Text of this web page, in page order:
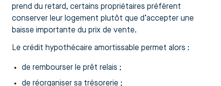
prend du retard, certains propriétaires préfèrent
conserver leur logement plutôt que d’accepter une
baisse importante du prix de vente.
Le crédit hypothécaire amortissable permet alors :
de rembourser le prêt relais ;
de réorganiser sa trésorerie ;